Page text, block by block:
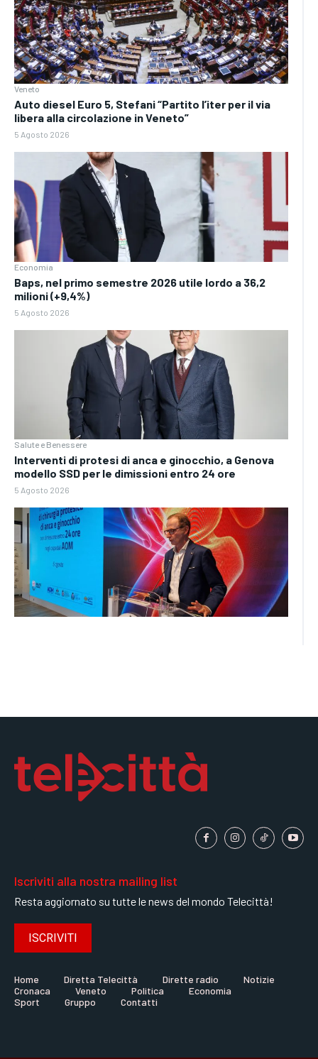
Veneto
Auto diesel Euro 5, Stefani “Partito l’iter per il via
libera alla circolazione in Veneto”
5 Agosto 2026
Economia
Baps, nel primo semestre 2026 utile lordo a 36,2
milioni (+9,4%)
5 Agosto 2026
Salute e Benessere
Interventi di protesi di anca e ginocchio, a Genova
modello SSD per le dimissioni entro 24 ore
5 Agosto 2026
Iscriviti alla nostra mailing list
Resta aggiornato su tutte le news del mondo Telecittà!
ISCRIVITI
Home Diretta Telecittà Dirette radio
Notizie
Cronaca
Veneto Politica
Economia
Sport
Gruppo Contatti